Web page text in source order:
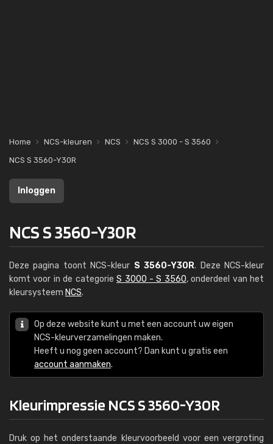
Home NCS-kleuren NCS
NCS S 3000 - S 3560
NCS S 3560-Y30R
Inloggen
NCS S 3560-Y30R
Deze pagina toont NCS-kleur S 3560-Y30R. Deze NCS-kleur
komt voor in de categorieS 3000 - S 3560, onderdeel van het
kleursysteem NCS.
Op deze website kunt u met een account uw eigen
NCS-kleurverzamelingen maken.
Heeft u nog geen account? Dan kunt u gratis een
account aanmaken.
Kleurimpressie NCS S 3560-Y30R
Druk op het onderstaande kleurvoorbeeld voor een vergroting